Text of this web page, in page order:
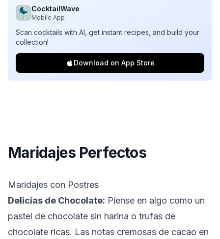
CocktailWave
Mobile App
Scan cocktails with AI, get instant recipes, and build your
collection!
Download on App Store
Maridajes Perfectos
Maridajes con Postres
Delicias de Chocolate: Piense en algo como un
pastel de chocolate sin harina o trufas de
chocolate ricas. Las notas cremosas de cacao en